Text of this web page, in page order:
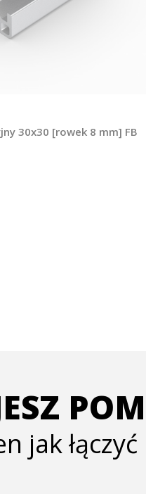
30x30 [rowek 8 mm] FB
jak łączyć